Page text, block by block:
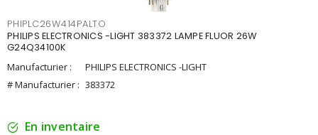
PHIPLC26W414PALTO
PHILIPS ELECTRONICS -LIGHT 383372 LAMPE FLUOR 26W
G24Q34100K
Manufacturier :
PHILIPS ELECTRONICS -LIGHT
# Manufacturier : 383372
En inventaire